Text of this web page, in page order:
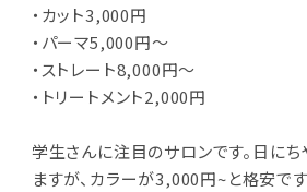
・カット3,000円
・パーマ5,000円～
・ストレート8,000円～
・トリートメント2,000円
学生さんに注目のサロンです。日に
ますが、カラーが3,000円~と格安です